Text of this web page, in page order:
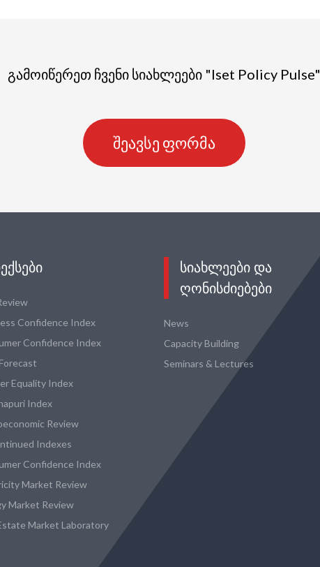
გამოიწერეთ ჩვენი სიახლეები "Iset Policy Pulse"
შეავსე ფორმა
Confidence Index
Confidence Index
Equality Index
Index
Review
Indexes
Confidence Index
Market Review
Market Review
Market Laboratory
ᲡᲘᲐᲮᲚᲔᲔᲑᲘ ᲓᲐ
ᲦᲝᲜᲘᲡᲫᲘᲔᲑᲔᲑᲘ
News
Capacity Building
Seminars & Lectures